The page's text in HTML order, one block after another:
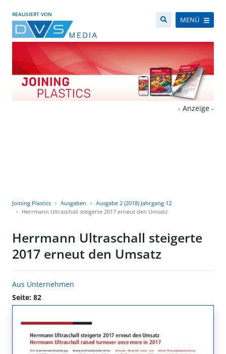
REALISIERT VON
MENÜ
- Anzeige -
Joining Plastics Ausgaben
Ausgabe 2 (2018) Jahrgang 12
Herrmann Ultraschall steigerte 2017 erneut den Umsatz
Herrmann Ultraschall steigerte
2017 erneut den Umsatz
Aus Unternehmen
Seite: 82